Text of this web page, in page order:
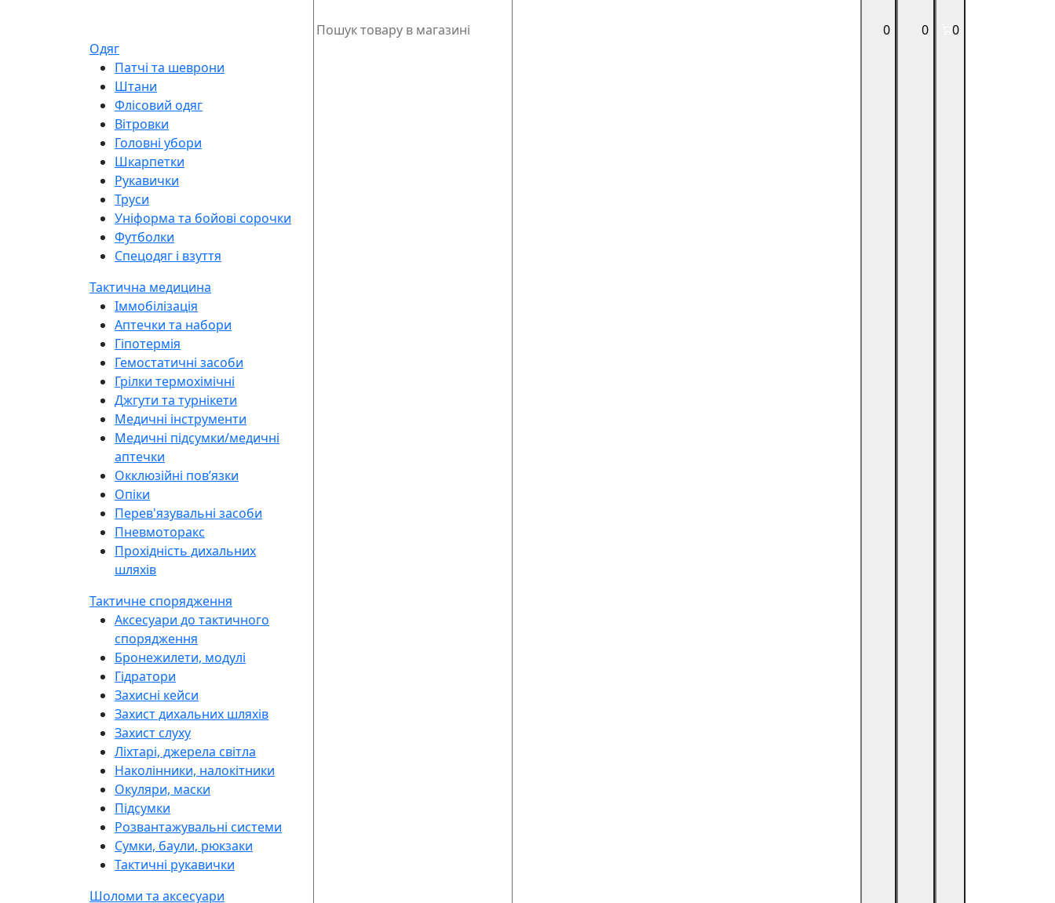
Одяг
Патчі та шеврони
Штани
Флісовий одяг
Вітровки
Головні убори
Шкарпетки
Рукавички
Труси
Уніформа та бойові сорочки
Футболки
Спецодяг і взуття
Тактична медицина
Іммобілізація
Аптечки та набори
Гіпотермія
Гемостатичні засоби
Грілки термохімічні
Джгути та турнікети
Медичні інструменти
Медичні підсумки/медичні
аптечки
Окклюзійні повʼязки
Опіки
Перев'язувальні засоби
Пневмоторакс
Прохідність дихальних
шляхів
Тактичне спорядження
Аксесуари до тактичного
спорядження
Бронежилети, модулі
Гідратори
Захисні кейси
Захист дихальних шляхів
Захист слуху
Ліхтарі, джерела світла
Наколінники, налокітники
Окуляри, маски
Підсумки
Розвантажувальні системи
Сумки, баули, рюкзаки
Тактичні рукавички
Шоломи та аксесуари
0 0 0